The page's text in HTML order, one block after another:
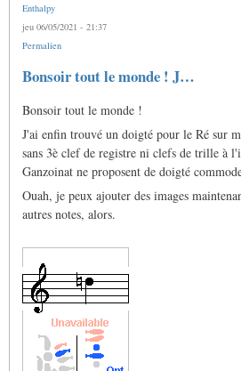
Enthalpy
jeu 06/05/2021 - 21:37
Permalien
Bonsoir tout le monde ! J…
Bonsoir tout le monde !
J'ai enfin trouvé un doigté pour le Ré sur
sans 3è clef de registre ni clefs de trille à
Ganzoinat ne proposent de doigté
Ouah, je peux ajouter des images
autres notes, alors.